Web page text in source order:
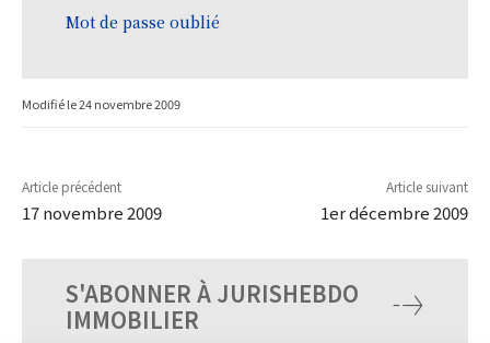
Mot de passe oublié
Modifié le24 novembre 2009
Article précédent
17 novembre 2009
Article suivant
1er décembre 2009
S'ABONNER À JURISHEBDO
IMMOBILIER